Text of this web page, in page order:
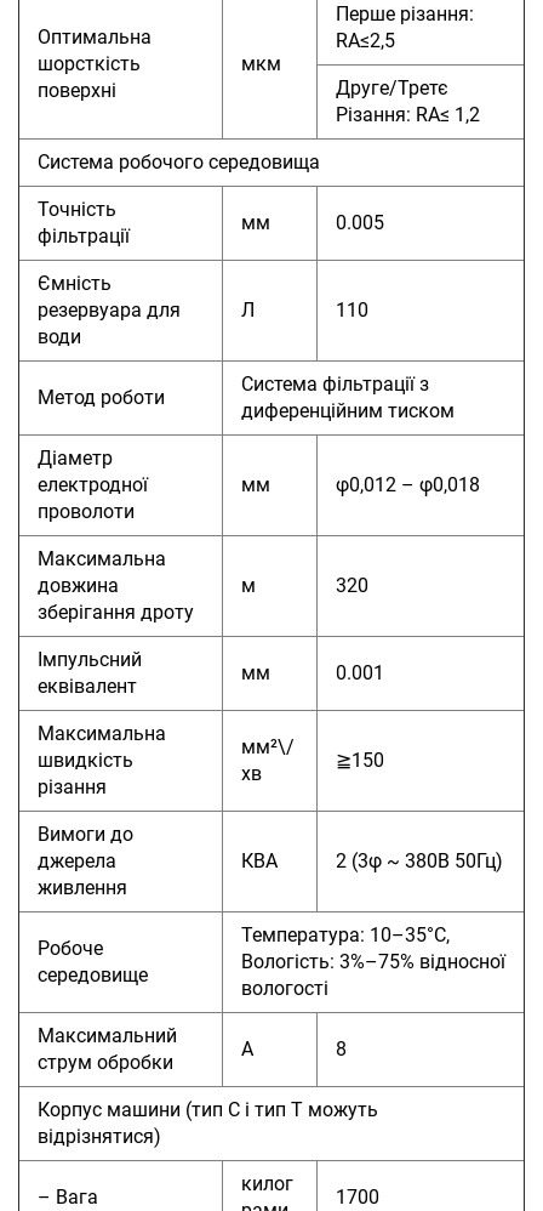
Оптимальна
шорсткість
поверхні
мкм
Перше різання:
RA≤2,5
Друге/Третє
Різання: RA≤ 1,2
Система робочого середовища
Точність
фільтрації
мм 0.005
Ємність
резервуара для
води
Л 110
Метод роботи
Система фільтрації з
диференційним тиском
Діаметр
електродної
проволоти
мм φ0,012 – φ0,018
Максимальна
довжина
зберігання дроту
м 320
Імпульсний
еквівалент
мм 0.001
Максимальна
швидкість
різання
мм²\/
хв
≧150
Вимоги до
джерела
живлення
КВА 2 (3φ ~ 380В 50Гц)
Робоче
середовище
Температура: 10–35°C,
Вологість: 3%–75% відносної
вологості
Максимальний
струм обробки
А 8
Корпус машини (тип C і тип T можуть
відрізнятися)
– Вага
килог
1700